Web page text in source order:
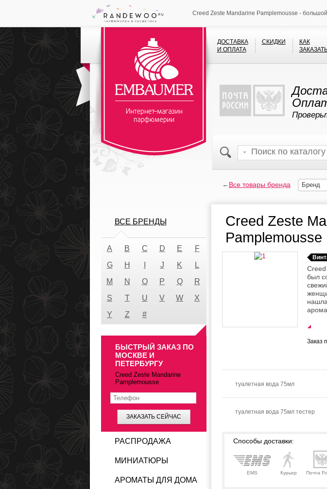
Creed Zeste Mandarine Pamplemousse -
ДОСТАВКА
И ОПЛАТА
СКИДКИ
КАК
←Все товары бренда Бренд
Creed Zeste
Pamplemousse
был
Заказ
туалетная вода 75мл
туалетная вода 75мл тестер
Способы доставки:
EMS Курьер Почта
ВСЕ БРЕНДЫ
A B C D E
F
G
H J K
L
M
N O P Q
R
S
T U V W
X
Y
Z #
БЫСТРЫЙ ЗАКАЗ ПО
МОСКВЕ И
ПЕТЕРБУРГУ
Creed Zeste Mandarine
Pamplemousse
ЗАКАЗАТЬ СЕЙЧАС
РАСПРОДАЖА
МИНИАТЮРЫ
АРОМАТЫ ДЛЯ ДОМА